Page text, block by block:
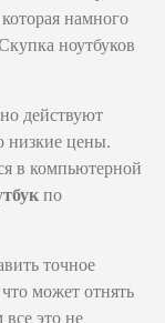
намного
ноутбуков
действуют
низкие цены.
в компьютерной
по
точное
может отнять
это не